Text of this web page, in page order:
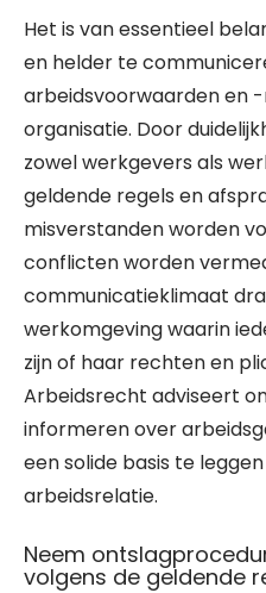
Het is van essentieel
en helder te
arbeidsvoorwaarden en
organisatie. Door
zowel werkgevers als
geldende regels en
misverstanden worden
conflicten worden
communicatieklimaat
werkomgeving waarin
zijn of haar rechten en
Arbeidsrecht adviseert
informeren over
een solide basis te
arbeidsrelatie.
Neem
volgens de geldende